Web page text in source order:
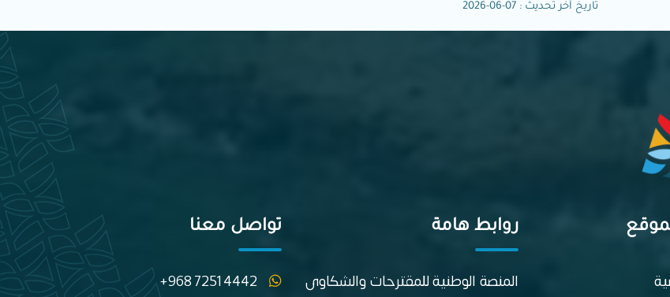
تاريخ آخر تحديث : 07-06-2026
روابط هامة
المنصة الوطنية للمقترحات والشكاوى
تواصل معنا
+968 7251 4442